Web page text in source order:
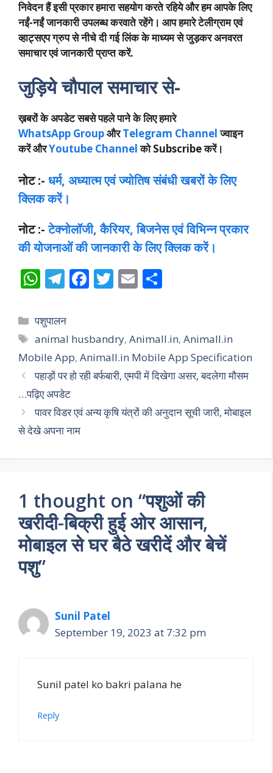
निवेदन हैं इसी प्रकार हमारा सहयोग करते रहिये और हम आपके लिए
नईं-नईं जानकारी उपलब्ध करवाते रहेंगे। आप हमारे टेलीग्राम एवं
व्हाट्सएप ग्रुप से नीचे दी गई लिंक के माध्यम से जुड़कर अनवरत
समाचार एवं जानकारी प्राप्त करें.
जुड़िये चौपाल समाचार से-
ख़बरों के अपडेट सबसे पहले पाने के लिए हमारे
WhatsApp GroupऔरTelegram Channelज्वाइन
करें औरYoutube Channelको Subscribe करें।
नोट :- धर्म, अध्यात्म एवं ज्योतिष संबंधी खबरों के लिए
क्लिक करें।
नोट :-टेक्नोलॉजी, कैरियर, बिजनेस एवं विभिन्न प्रकार
की योजनाओं की जानकारी के लिए क्लिक करें।
W
at
s
A
p
p
T
e
gr
a
m
F
b
o
o
T
er
E
l e
Categories
पशुपालन
Tags
animal husbandry,Animall.in,Animall.in
Mobile App, Animall.in Mobile App Specification
पहाड़ों पर हो रही बर्फबारी, एमपी में दिखेगा असर, बदलेगा मौसम
…पढ़िए अपडेट
पावर विडर एवं अन्य कृषि यंत्रों की अनुदान सूची जारी, मोबाइल
से देखे अपना नाम
1 thought on “पशुओं की
खरीदी-बिक्री हुई ओर आसान,
मोबाइल से घर बैठे खरीदें और बेचें
पशु”
Sunil Patel
September 19, 2023 at 7:32 pm
Sunil patel ko bakri palana he
Reply